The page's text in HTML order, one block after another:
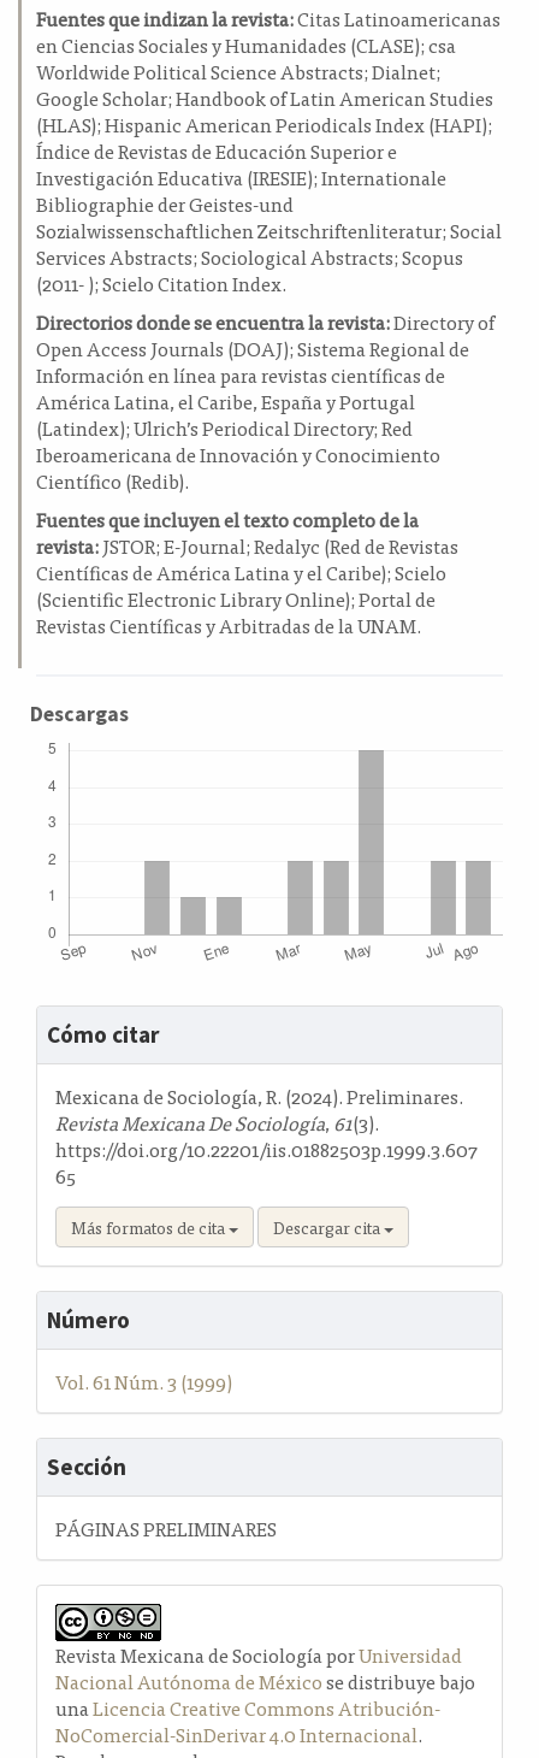
Fuentes que indizan la revista:Citas Latinoamericanas
en Ciencias Sociales y Humanidades (CLASE); csa
Worldwide Political Science Abstracts; Dialnet;
Google Scholar; Handbook of Latin American Studies
(HLAS); Hispanic American Periodicals Index (HAPI);
Índice de Revistas de Educación Superior e
Investigación Educativa (IRESIE); Internationale
Bibliographie der Geistes-und
Sozialwissenschaftlichen Zeitschriftenliteratur; Social
Services Abstracts; Sociological Abstracts; Scopus
(2011- ); Scielo Citation Index.
Directorios donde se encuentra la revista:Directory of
Open Access Journals (DOAJ); Sistema Regional de
Información en línea para revistas científicas de
América Latina, el Caribe, España y Portugal
(Latindex); Ulrich’s Periodical Directory; Red
Iberoamericana de Innovación y Conocimiento
Científico (Redib).
Fuentes que incluyen el texto completo de la
revista:JSTOR; E-Journal; Redalyc (Red de Revistas
Científicas de América Latina y el Caribe); Scielo
(Scientific Electronic Library Online); Portal de
Revistas Científicas y Arbitradas de la UNAM.
Descargas
Detalles
del
artículo
Cómo citar
Mexicana de Sociología, R. (2024). Preliminares.
Revista Mexicana De Sociología, 61(3).
https://doi.org/10.22201/iis.01882503p.1999.3.607
65
Más formatos de cita Descargar cita
Número
Vol. 61 Núm. 3 (1999)
Sección
PÁGINAS PRELIMINARES
Revista Mexicana de Sociología porUniversidad
Nacional Autónoma de Méxicose distribuye bajo
unaLicencia Creative Commons Atribución-
NoComercial-SinDerivar 4.0 Internacional.